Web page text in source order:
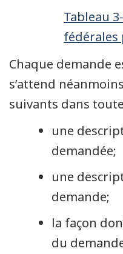
Tableau
fédérales
Chaque demande
s’attend
suivants dans
une
demandée;
une
demande;
la façon
du